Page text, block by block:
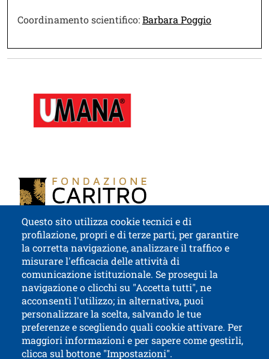
Coordinamento scientifico:Barbara PoggioApri il link
Questo sito utilizza cookie tecnici e di
profilazione, propri e di terze parti, per garantire
la corretta navigazione, analizzare il traffico e
misurare l'efficacia delle attività di
comunicazione istituzionale. Se prosegui la
navigazione o clicchi su "Accetta tutti", ne
acconsenti l'utilizzo; in alternativa, puoi
personalizzare la scelta, salvando le tue
preferenze e scegliendo quali cookie attivare. Per
maggiori informazioni e per sapere come gestirli,
clicca sul bottone "Impostazioni".
Università di Trento
via Calepina, 14 - I-38122 Trento
P.IVA-C.F. 003​40520220